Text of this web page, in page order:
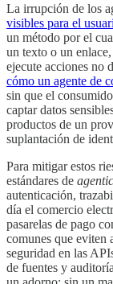
La irrupción de los
visibles para el
un método por el
un texto o un enlace,
ejecute acciones no
cómo un agente de
sin que el
captar datos
productos de un
suplantación de
Para mitigar estos
estándares de
autenticación,
día el comercio
pasarelas de pago
comunes que eviten
seguridad en las
de fuentes y